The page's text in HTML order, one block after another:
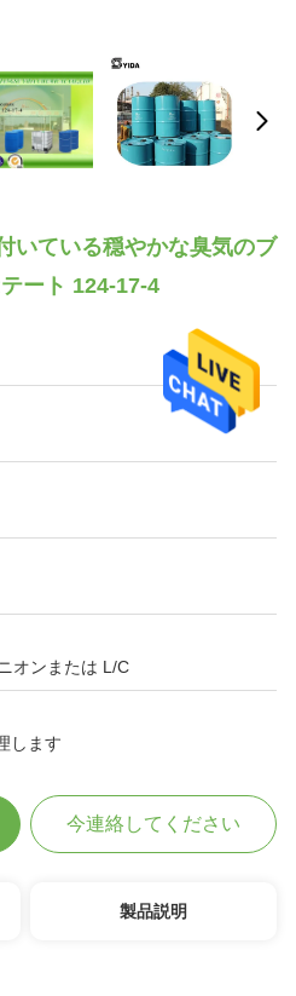
いている穏やかな臭気のブ
ート 124-17-4
オンまたは L/C
します
今連絡してください
製品説明